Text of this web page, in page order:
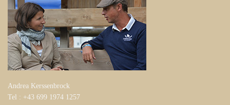
Andrea Kerssenbrock
Tel : +43 699 1974 1257